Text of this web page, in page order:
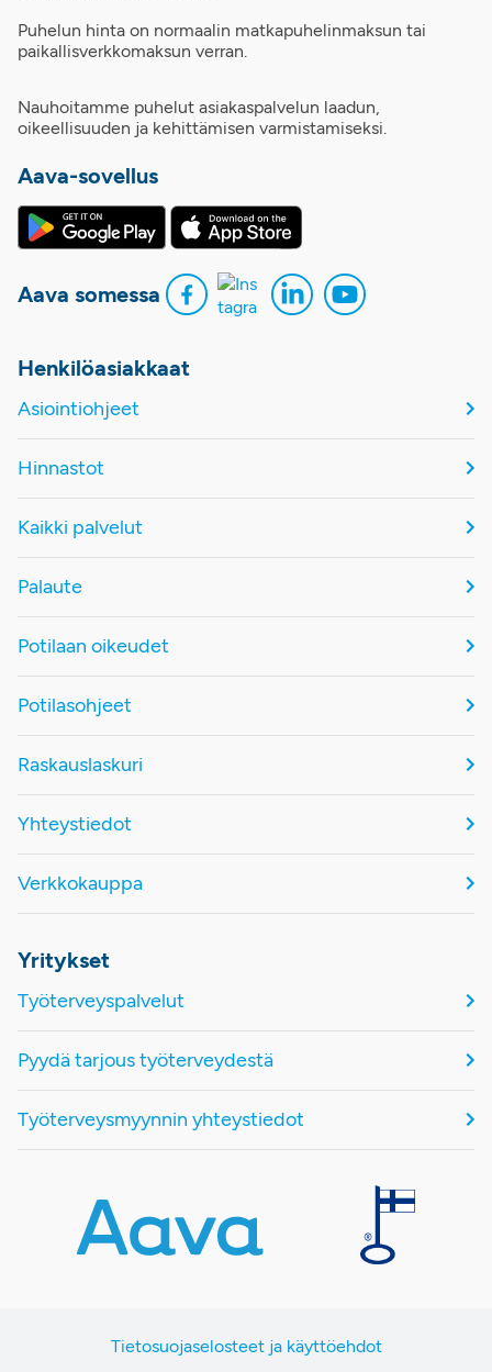
Puhelun hinta on normaalin matkapuhelinmaksun tai
paikallisverkkomaksun verran.
Nauhoitamme puhelut asiakaspalvelun laadun,
oikeellisuuden ja kehittämisen varmistamiseksi.
Aava-sovellus
Aava somessa
Henkilöasiakkaat
Asiointiohjeet
Hinnastot
Kaikki palvelut
Palaute
Potilaan oikeudet
Potilasohjeet
Raskauslaskuri
Yhteystiedot
Verkkokauppa
Yritykset
Työterveyspalvelut
Pyydä tarjous työterveydestä
Työterveysmyynnin yhteystiedot
Tietosuojaselosteet ja käyttöehdot